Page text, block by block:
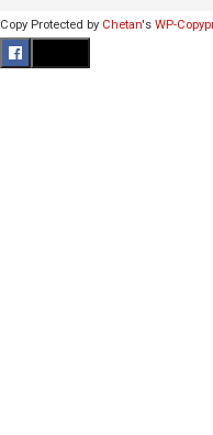
Copy Protected by Chetan's WP-